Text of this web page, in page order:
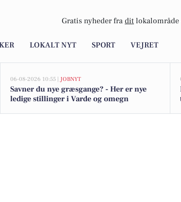
Gratis nyheder fra dit lokalområde
LOKALT NYT SPORT VEJRET
06-08-2026 10:55 | JOBNYT
Savner du nye græsgange? - Her er nye
ledige stillinger i Varde og omegn